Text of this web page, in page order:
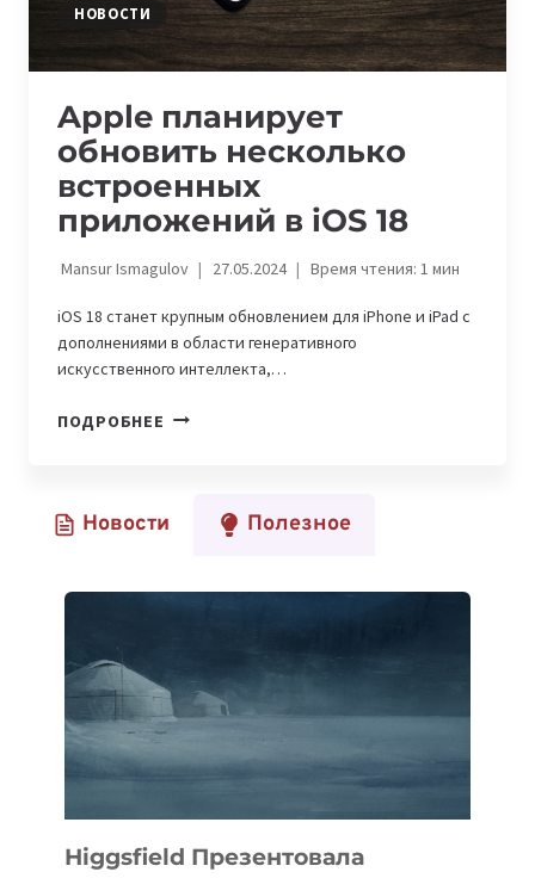
НОВОСТИ
Apple планирует
обновить несколько
встроенных
приложений в iOS 18
Mansur Ismagulov 27.05.2024 Время чтения: 1мин
iOS 18 станет крупным обновлением для iPhone и iPad с
дополнениями в области генеративного
искусственного интеллекта,…
ПОДРОБНЕЕ APPLE
ВСТРОЕННЫХ
IOS
Новости Полезное
Higgsfield Презентовала